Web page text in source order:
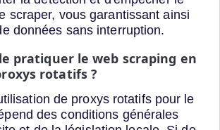
scraper, vous garantissant ainsi
données sans interruption.
pratiquer le web scraping en
rotatifs ?
de proxys rotatifs pour le
des conditions générales